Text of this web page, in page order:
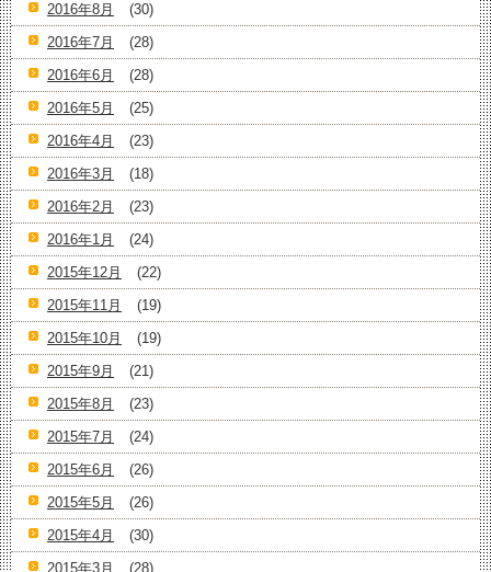
2016年8月
(30)
2016年7月
(28)
2016年6月
(28)
2016年5月
(25)
2016年4月
(23)
2016年3月
(18)
2016年2月
(23)
2016年1月
(24)
2015年12月
(22)
2015年11月
(19)
2015年10月
(19)
2015年9月
(21)
2015年8月
(23)
2015年7月
(24)
2015年6月
(26)
2015年5月
(26)
2015年4月
(30)
2015年3月
(28)